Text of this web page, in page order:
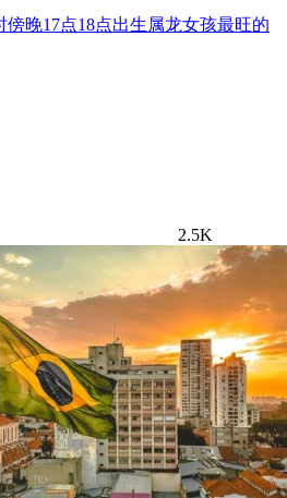
傍晚17点18点出生属龙女孩最旺的
2.5K